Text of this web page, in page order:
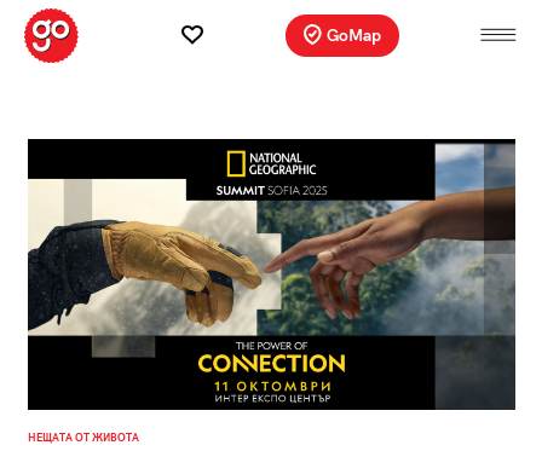
GoMap
НЕЩАТА ОТ ЖИВОТА